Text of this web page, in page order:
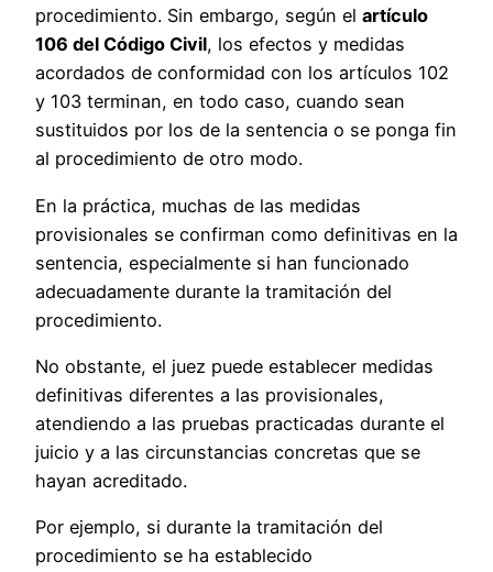
procedimiento. Sin embargo, según el artículo
106 del Código Civil, los efectos y medidas
acordados de conformidad con los artículos 102
y 103 terminan, en todo caso, cuando sean
sustituidos por los de la sentencia o se ponga fin
al procedimiento de otro modo.
En la práctica, muchas de las medidas
provisionales se confirman como definitivas en la
sentencia, especialmente si han funcionado
adecuadamente durante la tramitación del
procedimiento.
No obstante, el juez puede establecer medidas
definitivas diferentes a las provisionales,
atendiendo a las pruebas practicadas durante el
juicio y a las circunstancias concretas que se
hayan acreditado.
Por ejemplo, si durante la tramitación del
procedimiento se ha establecido